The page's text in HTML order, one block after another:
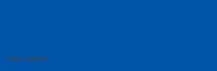
Tutup Sidebar